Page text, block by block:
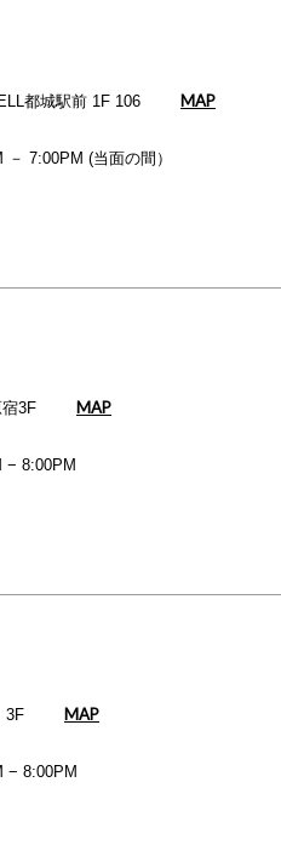
都城駅前 1F 106
MAP
7:00PM (当面の間）
3F
MAP
8:00PM
3F
MAP
8:00PM